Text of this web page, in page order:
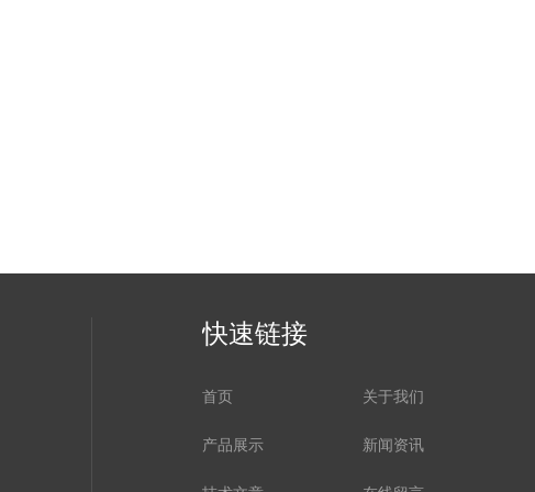
快速链接
首页 关于我们
产品展示 新闻资讯